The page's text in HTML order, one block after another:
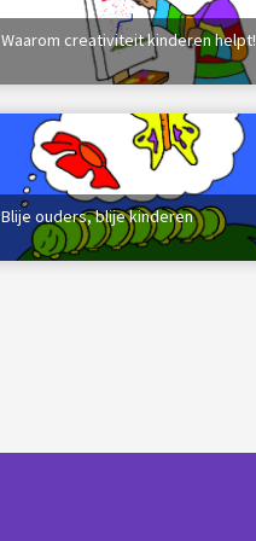
Waarom creativiteit kinderen helpt!
Blije ouders, blije kinderen